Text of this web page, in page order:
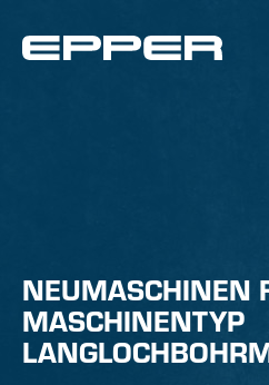
NEUMASCHINEN
MASCHINENTYP